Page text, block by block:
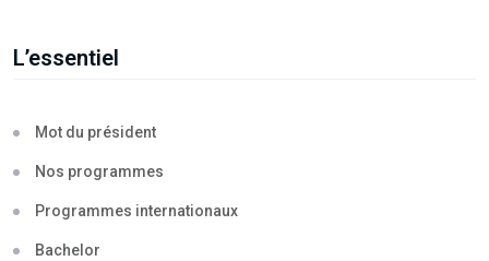
L’essentiel
Mot du président
Nos programmes
Programmes internationaux
Bachelor